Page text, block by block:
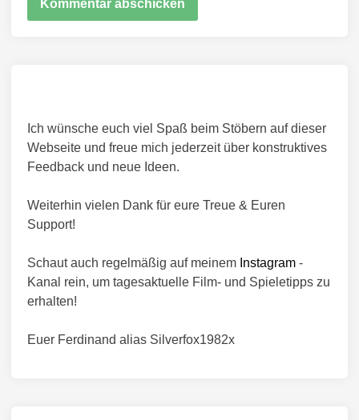
Ich wünsche euch viel Spaß beim Stöbern auf dieser
Webseite und freue mich jederzeit über konstruktives
Feedback und neue Ideen.
Weiterhin vielen Dank für eure Treue & Euren
Support!
Schaut auch regelmäßig auf meinem Instagram -
Kanal rein, um tagesaktuelle Film- und Spieletipps zu
erhalten!
Euer Ferdinand alias Silverfox1982x